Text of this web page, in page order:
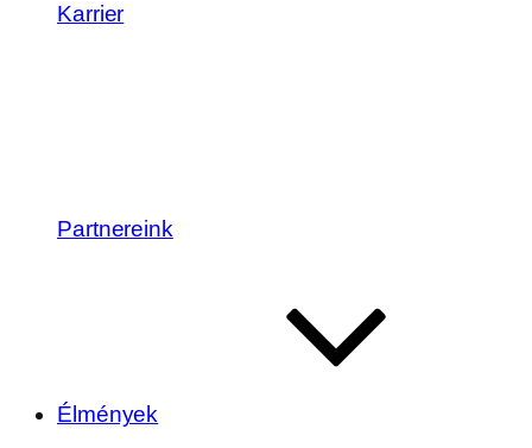
Karrier
Partnereink
Élmények